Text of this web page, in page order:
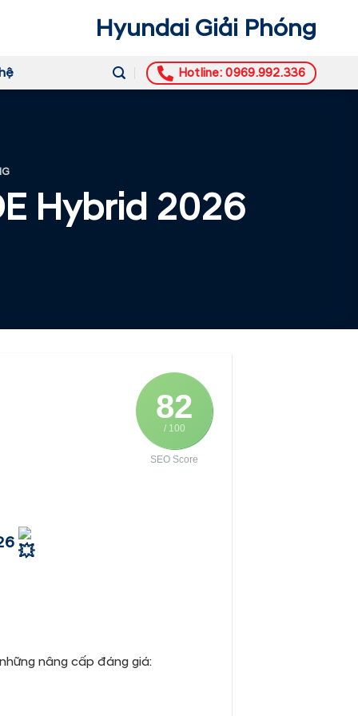
Hyundai Giải Phóng
Hotline: 0969.992.336
Hybrid 2026
82
/ 100
SEO Score
nâng cấp đáng giá: